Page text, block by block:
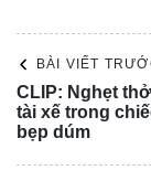
Sau khi nhận tin
BÀI VIẾT
CLIP: Nghẹt
tài xế trong
bẹp dúm